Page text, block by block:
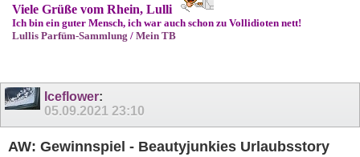
Viele Grüße vom Rhein, Lulli
Ich bin ein guter Mensch, ich war auch schon zu Vollidioten nett!
Lullis Parfüm-Sammlung / Mein TB
Iceflower:
05.09.2021 23:10
AW: Gewinnspiel - Beautyjunkies Urlaubsstory